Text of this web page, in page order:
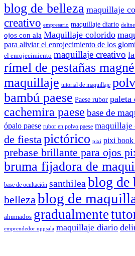
blog de belleza maquillaje
creativo empresario maquillaje diario
ojos con ala Maquillaje colorido
para aliviar el enrojecimiento de los
el enrojecimiento maquillaje creativo
rímel de pestañas
maquillaje tutorial de maquillaje
bambú paese Paese rubor paleta
cachemira paese base de
ópalo paese rubor en polvo paese maquillaje
de fiestapictórico pixi pixi book
prebase brillante para ojos
bruma fijadora de
base de ocultación santhilea blog de
belleza blog de
ahumados gradualmente
emprendedor uppsala maquillaje diario